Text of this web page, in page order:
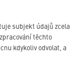
subjekt údajů zcela
těchto
kdykoliv odvolat, a